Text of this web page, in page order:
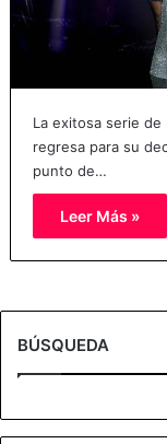
La exitosa serie
regresa para su
punto de…
Leer Más »
BÚSQUEDA